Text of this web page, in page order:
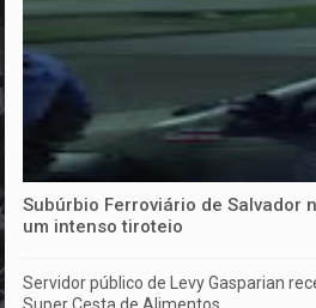
Subúrbio Ferroviário de Salvador
um intenso tiroteio
Servidor público de Levy Gasparian